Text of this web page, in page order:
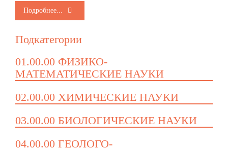
Подробнее...
Подкатегории
01.00.00 ФИЗИКО-
МАТЕМАТИЧЕСКИЕ НАУКИ
02.00.00 ХИМИЧЕСКИЕ НАУКИ
03.00.00 БИОЛОГИЧЕСКИЕ НАУКИ
04.00.00 ГЕОЛОГО-